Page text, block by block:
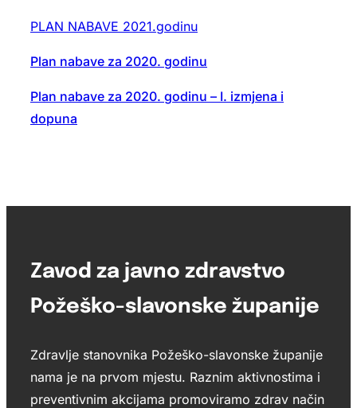
PLAN NABAVE 2021.godinu
Plan nabave za 2020. godinu
Plan nabave za 2020. godinu – I. izmjena i
dopuna
Zavod za javno zdravstvo
Požeško-slavonske županije
Zdravlje stanovnika Požeško-slavonske županije
nama je na prvom mjestu. Raznim aktivnostima i
preventivnim akcijama promoviramo zdrav način